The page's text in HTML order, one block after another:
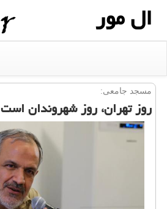
ال مور
مسجد جامعی:
روز تهران، روز شهروندان است